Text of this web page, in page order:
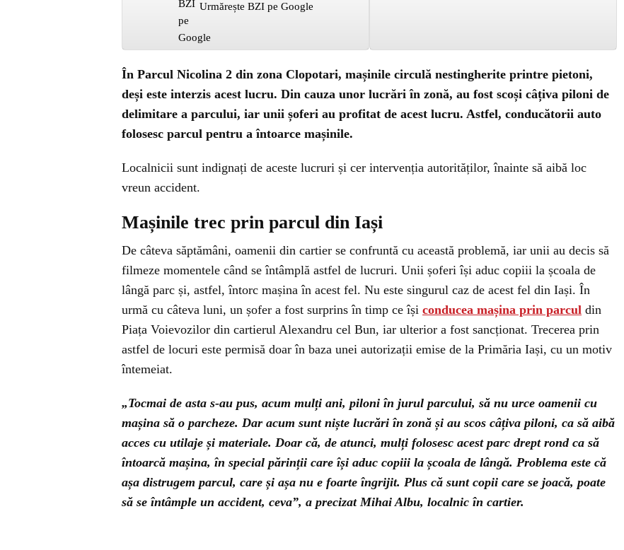
Urmărește BZI pe Google
În Parcul Nicolina 2 din zona Clopotari, mașinile circulă nestingherite printre pietoni,
deși este interzis acest lucru. Din cauza unor lucrări în zonă, au fost scoși câțiva piloni de
delimitare a parcului, iar unii șoferi au profitat de acest lucru. Astfel, conducătorii auto
folosesc parcul pentru a întoarce mașinile.
Localnicii sunt indignați de aceste lucruri și cer intervenția autorităților, înainte să aibă loc
vreun accident.
Mașinile trec prin parcul din Iași
De câteva săptămâni, oamenii din cartier se confruntă cu această problemă, iar unii au decis să
filmeze momentele când se întâmplă astfel de lucruri. Unii șoferi își aduc copiii la școala de
lângă parc și, astfel, întorc mașina în acest fel. Nu este singurul caz de acest fel din Iași. În
urmă cu câteva luni, un șofer a fost surprins în timp ce își conducea mașina prin parcul din
Piața Voievozilor din cartierul Alexandru cel Bun, iar ulterior a fost sancționat. Trecerea prin
astfel de locuri este permisă doar în baza unei autorizații emise de la Primăria Iași, cu un motiv
întemeiat.
„Tocmai de asta s-au pus, acum mulți ani, piloni în jurul parcului, să nu urce oamenii cu
mașina să o parcheze. Dar acum sunt niște lucrări în zonă și au scos câțiva piloni, ca să aibă
acces cu utilaje și materiale. Doar că, de atunci, mulți folosesc acest parc drept rond ca să
întoarcă mașina, în special părinții care își aduc copiii la școala de lângă. Problema este că
așa distrugem parcul, care și așa nu e foarte îngrijit. Plus că sunt copii care se joacă, poate
să se întâmple un accident, ceva”, a precizat Mihai Albu, localnic în cartier.